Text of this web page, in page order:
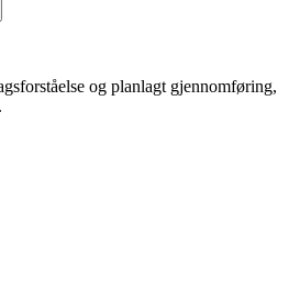
og planlagt gjennomføring,